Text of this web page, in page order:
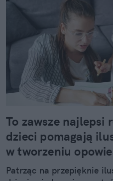
To zawsze najlepsi
dzieci pomagają
w tworzeniu
Patrząc na przepięknie